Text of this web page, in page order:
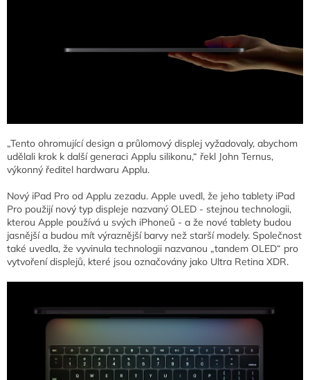
„Tento ohromující design a průlomový displej vyžadovaly, abychom
udělali krok k další generaci Applu silikonu,“ řekl John Ternus,
výkonný ředitel hardwaru Applu.
Nový iPad Pro od Applu zezadu. Apple uvedl, že jeho tablety iPad
Pro použijí nový typ displeje nazvaný OLED - stejnou technologii,
kterou Apple používá u svých iPhoneů - a že nové tablety budou
jasnější a budou mít výraznější barvy než starší modely. Společnost
také uvedla, že vyvinula technologii nazvanou „tandem OLED“ pro
vytvoření displejů, které jsou označovány jako Ultra Retina XDR.